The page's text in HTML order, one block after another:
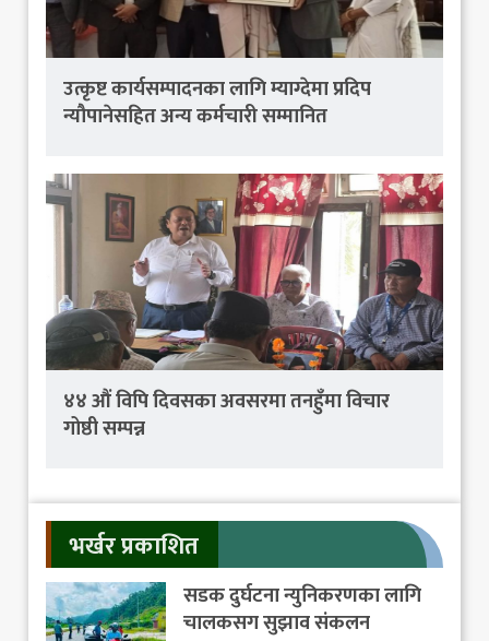
उत्कृष्ट कार्यसम्पादनका लागि म्याग्देमा प्रदिप
न्यौपानेसहित अन्य कर्मचारी सम्मानित
४४ औं विपि दिवसका अवसरमा तनहुँमा विचार
गोष्ठी सम्पन्न
भर्खर प्रकाशित
सडक दुर्घटना न्युनिकरणका लागि
चालकसग सुझाव संकलन